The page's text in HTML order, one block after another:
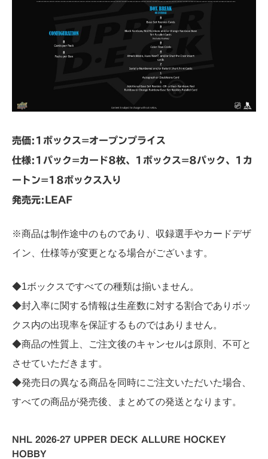
売価:1ボックス=オープンプライス
仕様:1パック=カード8枚、1ボックス=8パック、1カ
ートン=18ボックス入り
発売元:LEAF
※商品は制作途中のものであり、収録選手やカードデザ
イン、仕様等が変更となる場合がございます。
◆1ボックスですべての種類は揃いません。
◆封入率に関する情報は生産数に対する割合でありボッ
クス内の出現率を保証するものではありません。
◆商品の性質上、ご注文後のキャンセルは原則、不可と
させていただきます。
◆発売日の異なる商品を同時にご注文いただいた場合、
すべての商品が発売後、まとめての発送となります。
NHL 2026-27 UPPER DECK ALLURE HOCKEY
HOBBY